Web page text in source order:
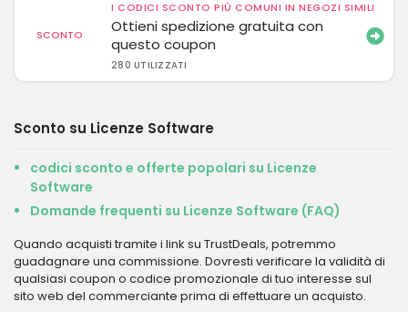
SCONTO
I CODICI SCONTO PIÙ COMUNI IN NEGOZI SIMILI
Ottieni spedizione gratuita con
questo coupon
280 UTILIZZATI
Sconto su Licenze Software
codici sconto e offerte popolari su Licenze
Software
Domande frequenti su Licenze Software (FAQ)
Quando acquisti tramite i link su TrustDeals, potremmo
guadagnare una commissione. Dovresti verificare la validità di
qualsiasi coupon o codice promozionale di tuo interesse sul
sito web del commerciante prima di effettuare un acquisto.